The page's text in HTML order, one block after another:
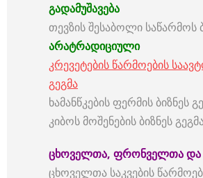
გადამუშავება
თევზის შესაბოლი საწარმოს
არატრადიციული
კრევეტების წარმოების
გეგმა
ხამანწკების ფერმის ბიზნეს
კიბოს მოშენების ბიზნეს
ცხოველთა, ფრონველთადა
ცხოველთა საკვების